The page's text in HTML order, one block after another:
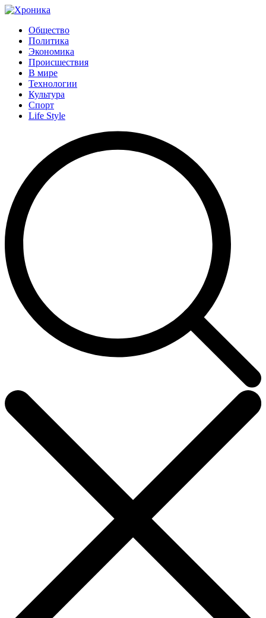
Общество
Политика
Экономика
Происшествия
В мире
Технологии
Культура
Спорт
Life Style